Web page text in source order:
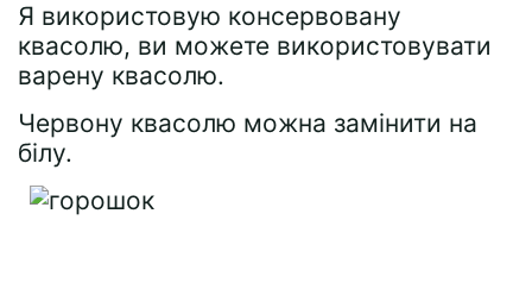
Я використовую консервовану
квасолю, ви можете використовувати
варену квасолю.
Червону квасолю можна замінити на
білу.